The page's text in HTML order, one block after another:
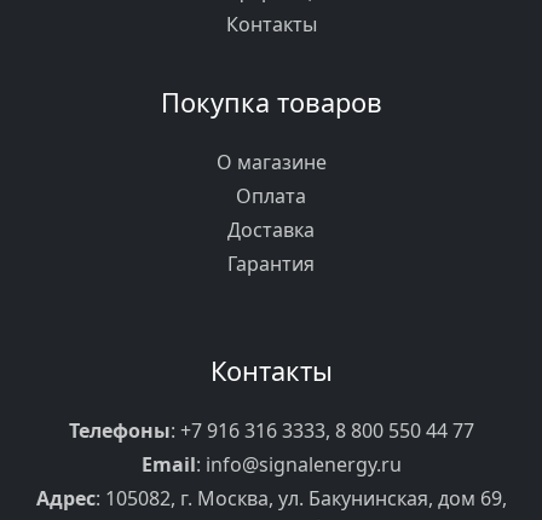
Контакты
Покупка товаров
О магазине
Оплата
Доставка
Гарантия
Контакты
Телефоны: +7 916 316 3333, 8 800 550 44 77
Email: info@signalenergy.ru
Адрес: 105082, г. Москва, ул. Бакунинская, дом 69,